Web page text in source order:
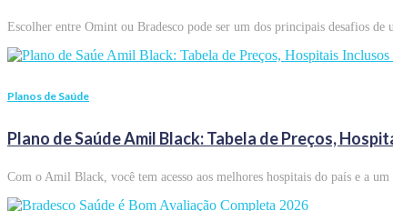
Escolher entre Omint ou Bradesco pode ser um dos principais desafios
Planos de Saúde
Plano de Saúde Amil Black: Tabela de Preços,
Com o Amil Black, você tem acesso aos melhores hospitais do país e a